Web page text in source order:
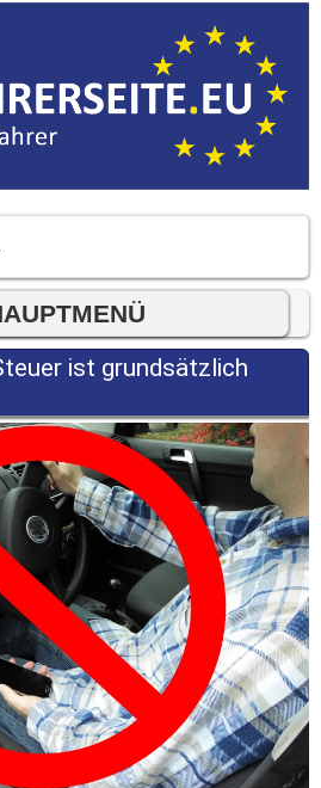
ist grundsätzlich